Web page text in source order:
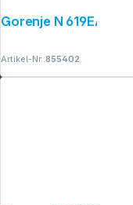
Gorenje N 619EAXL4
Artikel-Nr.:855402